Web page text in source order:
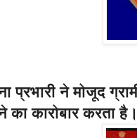
प्रभारी ने मोजूद
का कारोबार करता